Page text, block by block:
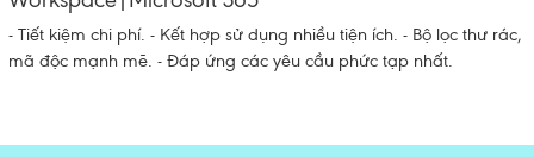
- Tiết kiệm chi phí. - Kết hợp sử dụng nhiều tiện ích. - Bộ lọc thư rác,
mã độc mạnh mẽ. - Đáp ứng các yêu cầu phức tạp nhất.